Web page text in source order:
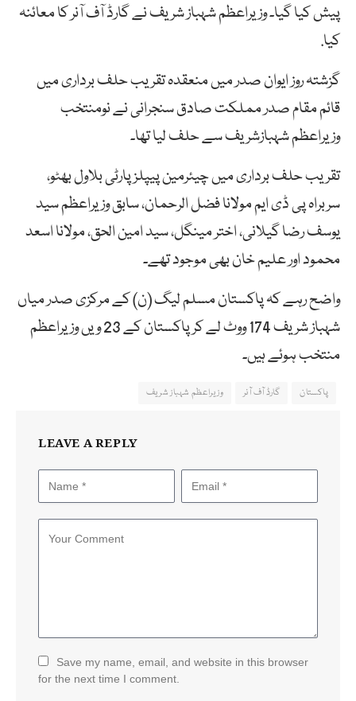
پیش کیا گیا۔ وزیراعظم شہباز شریف نے گارڈ آف آنر کا معائنہ
کیا.
گزشتہ روز ایوان صدر میں منعقدہ تقریب حلف برداری میں
قائم مقام صدر مملکت صادق سنجرانی نے نومنتخب
وزیراعظم شہبازشریف سے حلف لیا تھا۔
تقریب حلف برداری میں چیئرمین پیپلز پارٹی بلاول بھٹو،
سربراہ پی ڈی ایم مولانا فضل الرحمان، سابق وزیراعظم سید
یوسف رضا گیلانی، اختر مینگل، سید امین الحق، مولانا اسعد
محمود اور علیم خان بھی موجود تھے۔
واضح رہے کہ پاکستان مسلم لیگ (ن) کے مرکزی صدر میاں
شہباز شریف 174 ووٹ لے کر پاکستان کے 23 ویں وزیراعظم
منتخب ہوئے ہیں۔
پاکستان گارڈ آف آنر وزیراعظم شہباز شریف
LEAVE A REPLY
Save my name, email, and website in this browser
for the next time I comment.